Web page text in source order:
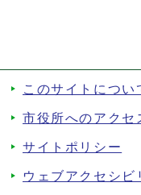
このサイトについ
市役所へのアクセ
サイトポリシー
ウェブアクセシビ